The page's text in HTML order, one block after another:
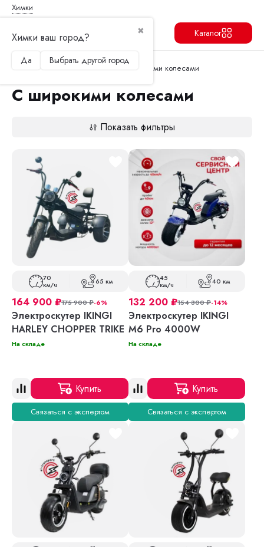
Химки
✖
Химки ваш город?
Да Выбрать другой город
Каталог
Главная Электроскутеры С широкими колесами
С широкими колесами
Показать фильтры
70
км/ч 65 км
164 900 ₽175 900₽-6%
Электроскутер IKINGI
HARLEY CHOPPER TRIKE
На складе
Купить
Связаться с экспертом
45
км/ч 40 км
132 200 ₽154 300₽-14%
Электроскутер IKINGI
M6 Pro 4000W
На складе
Купить
Связаться с экспертом
Продолжить Перейти в корзину